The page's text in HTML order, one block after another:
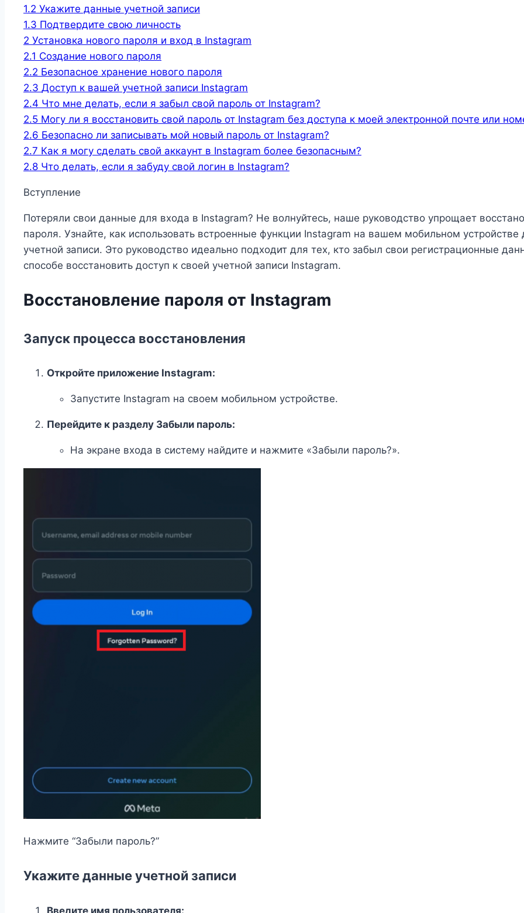
1.2 Укажите данные учетной записи
1.3 Подтвердите свою личность
2 Установка нового пароля и вход в Instagram
2.1 Создание нового пароля
2.2 Безопасное хранение нового пароля
2.3 Доступ к вашей учетной записи Instagram
2.4 Что мне делать, если я забыл свой пароль от Instagram?
2.5 Могу ли я восстановить свой пароль от Instagram без доступа к моей электронной почте или
2.6 Безопасно ли записывать мой новый пароль от Instagram?
2.7 Как я могу сделать свой аккаунт в Instagram более безопасным?
2.8 Что делать, если я забуду свой логин в Instagram?
Вступление
Потеряли свои данные для входа в Instagram? Не волнуйтесь, наше руководство упрощает
пароля. Узнайте, как использовать встроенные функции Instagram на вашем мобильном
учетной записи. Это руководство идеально подходит для тех, кто забыл свои регистрационные
способе восстановить доступ к своей учетной записи Instagram.
Восстановление пароля от Instagram
Запуск процесса восстановления
Откройте приложение Instagram:
Запустите Instagram на своем мобильном устройстве.
Перейдите к разделу Забыли пароль:
На экране входа в систему найдите и нажмите «Забыли пароль?».
Нажмите “Забыли пароль?”
Укажите данные учетной записи
Введите имя пользователя: